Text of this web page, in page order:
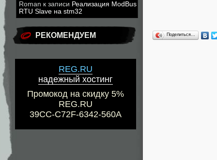
Roman к записи Реализация ModBus
RTU Slave на stm32
РЕКОМЕНДУЕМ
REG.RU
надежный хостинг
Промокод на скидку 5%
REG.RU
39CC-C72F-6342-560A
Поделиться…